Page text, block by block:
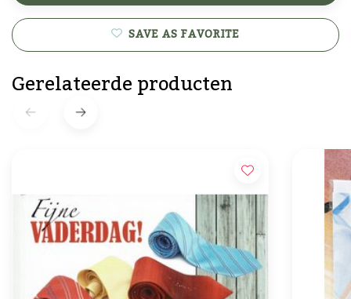
SAVE AS FAVORITE
Gerelateerde producten